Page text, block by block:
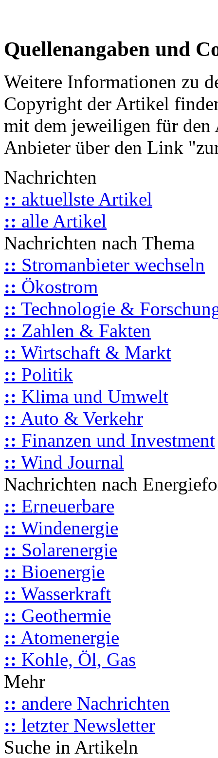
Quellenangaben und
Weitere Informationen zu
Copyright der Artikel
mit dem jeweiligen für
Anbieter über den Link
Nachrichten
:: aktuellste Artikel
:: alle Artikel
Nachrichten nach Thema
:: Stromanbieter wechseln
:: Ökostrom
:: Technologie &
:: Zahlen & Fakten
:: Wirtschaft & Markt
:: Politik
:: Klima und Umwelt
:: Auto & Verkehr
:: Finanzen und Investment
:: Wind Journal
Nachrichten nach
:: Erneuerbare
:: Windenergie
:: Solarenergie
:: Bioenergie
:: Wasserkraft
:: Geothermie
:: Atomenergie
:: Kohle, Öl, Gas
Mehr
:: andere Nachrichten
:: letzter Newsletter
Suche in Artikeln